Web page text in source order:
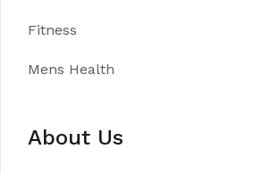
Fitness
Mens Health
About Us